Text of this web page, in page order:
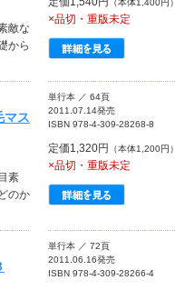
敵な
から
（本体1,400円）
×品切・重版未定
マス
素
のか
単行本 ／ 64頁
2011.07.14発売
ISBN 978-4-309-28268-8
定価1,320円 （本体1,200円）
×品切・重版未定
単行本 ／ 72頁
2011.06.16発売
ISBN 978-4-309-28266-4